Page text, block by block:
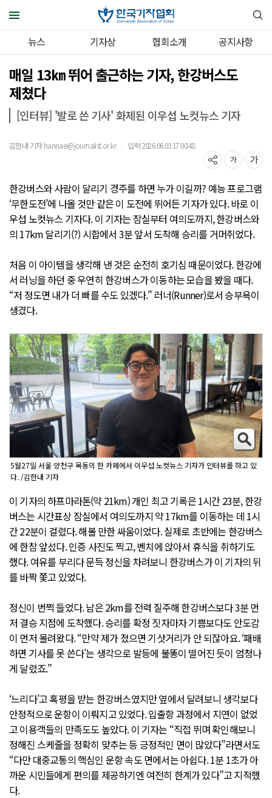
뉴스 기자상 협회소개 공지사항
매일 13㎞ 뛰어 출근하는 기자, 한강버스도
제쳤다
[인터뷰] '발로 쓴 기사' 화제된 이우섭 노컷뉴스 기자
김한내 기자 hannae@journalist.or.kr ｜ 입력 2026.06.03 17:00:48
한강버스와 사람이 달리기 경주를 하면 누가 이길까? 예능 프로그램
‘무한도전’에 나올 것만 같은 이 도전에 뛰어든 기자가 있다. 바로 이
우섭 노컷뉴스 기자다. 이 기자는 잠실부터 여의도까지, 한강버스와
의 17km 달리기(?) 시합에서 3분 앞서 도착해 승리를 거머쥐었다.
처음 이 아이템을 생각해 낸 것은 순전히 호기심 때문이었다. 한강에
서 러닝을 하던 중 우연히 한강버스가 이동하는 모습을 봤을 때다.
“저 정도면 내가 더 빠를 수도 있겠다.” 러너(Runner)로서 승부욕이
생겼다.
5월27일 서울 양천구 목동의 한 카페에서 이우섭 노컷뉴스 기자가 인터뷰를 하고 있
다. /김한내 기자
이 기자의 하프마라톤(약 21km) 개인 최고 기록은 1시간 23분, 한강
버스는 시간표상 잠실에서 여의도까지 약 17km를 이동하는 데 1시
간 22분이 걸렸다. 해볼 만한 싸움이었다. 실제로 초반에는 한강버스
에 한참 앞섰다. 인증 사진도 찍고, 벤치에 앉아서 휴식을 취하기도
했다. 여유를 부리다 문득 정신을 차려보니 한강버스가 이 기자의 뒤
를 바짝 쫓고 있었다.
정신이 번쩍 들었다. 남은 2km를 전력 질주해 한강버스보다 3분 먼
저 결승 지점에 도착했다. 승리를 확정 짓자마자 기쁨보다도 안도감
이 먼저 몰려왔다. “만약 제가 졌으면 기삿거리가 안 되잖아요. ‘패배
하면 기사를 못 쓴다’는 생각으로 발등에 불똥이 떨어진 듯이 엄청나
게 달렸죠.”
‘느리다’고 혹평을 받는 한강버스였지만 옆에서 달려보니 생각보다
안정적으로 운항이 이뤄지고 있었다. 입출항 과정에서 지연이 없었
고 이용객들의 만족도도 높았다. 이 기자는 “직접 뛰며 확인해보니
정해진 스케줄을 정확히 맞추는 등 긍정적인 면이 많았다”라면서도
“다만 대중교통의 핵심인 운항 속도 면에서는 아쉽다. 1분 1초가 아
까운 시민들에게 편의를 제공하기엔 여전히 한계가 있다”고 지적했
다.